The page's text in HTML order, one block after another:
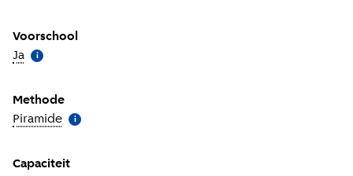
Voorschool
Ja Meer informatie
i
Methode
Piramide Meer informatie
i
Capaciteit